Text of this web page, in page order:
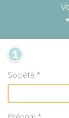
Société *